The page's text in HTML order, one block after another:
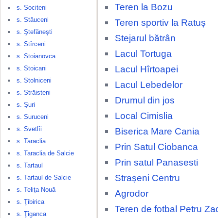
s. Sociteni
s. Stăuceni
s. Ştefăneşti
s. Stîrceni
s. Stoianovca
s. Stoicani
s. Stolniceni
s. Străisteni
s. Şuri
s. Suruceni
s. Svetlîi
s. Taraclia
s. Taraclia de Salcie
s. Tartaul
s. Tartaul de Salcie
s. Teliţa Nouă
s. Ţibirica
s. Ţiganca
Teren la Bozu
Teren sportiv la Ratuș
Stejarul bătrân
Lacul Tortuga
Lacul Hîrtoapei
Lacul Lebedelor
Drumul din jos
Local Cimislia
Biserica Mare Cania
Prin Satul Ciobanca
Prin satul Panasesti
Strașeni Centru
Agrodor
Teren de fotbal Petru